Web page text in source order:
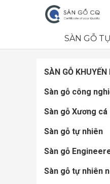
SÀN GỖ
SÀN GỖ KHUYẾN
Sàn gỗ công
Sàn gỗ Xương cá
Sàn gỗ tự nhiên
Sàn gỗ
Sàn gỗ tự nhiên